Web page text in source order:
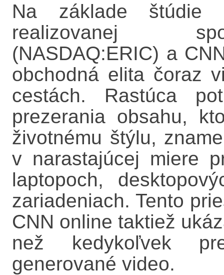
Na základe štúdie
realizovanej
(NASDAQ:ERIC) a
obchodná elita čoraz
cestách. Rastúca
prezerania obsahu,
životnému štýlu,
v narastajúcej miere
laptopoch,
zariadeniach. Tento
CNN online taktiež
než kedykoľvek
generované video.